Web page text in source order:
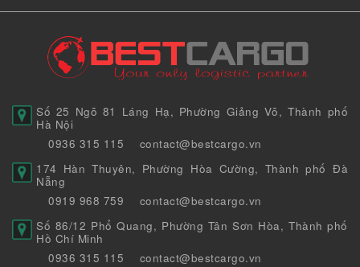
Số 25 Ngõ 81 Láng Hạ, Phường Giảng Võ, Thành phố
Hà Nội
0936 315 115
contact@bestcargo.vn
174 Hàn Thuyên, Phường Hòa Cường, Thành phố Đà
Nẵng
0919 968 759
contact@bestcargo.vn
Số 86/12 Phổ Quang, Phường Tân Sơn Hòa, Thành phố
Hồ Chí Minh
0936 315 115
contact@bestcargo.vn